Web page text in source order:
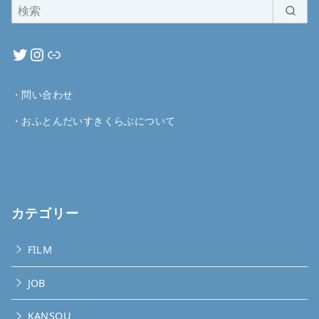
・ 問い合わせ
・ おふとんだいすきくらぶについて
カテゴリー
FILM
JOB
KANSOU